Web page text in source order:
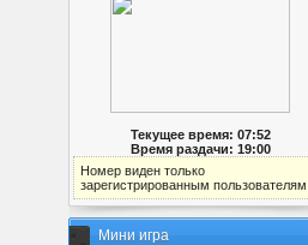
Текущее время: 07:52
Время раздачи: 19:00
Номер виден только
зарегистрированным пользователям
Мини игра